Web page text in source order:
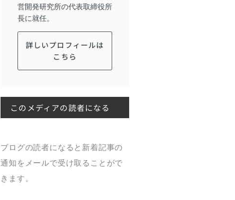
営開発研究所の代表取締役所
長に就任。
詳しいプロフィールは
こちら
このメディアの読者になる
ブログの読者になると新着記事の
通知をメールで受け取ることがで
きます。